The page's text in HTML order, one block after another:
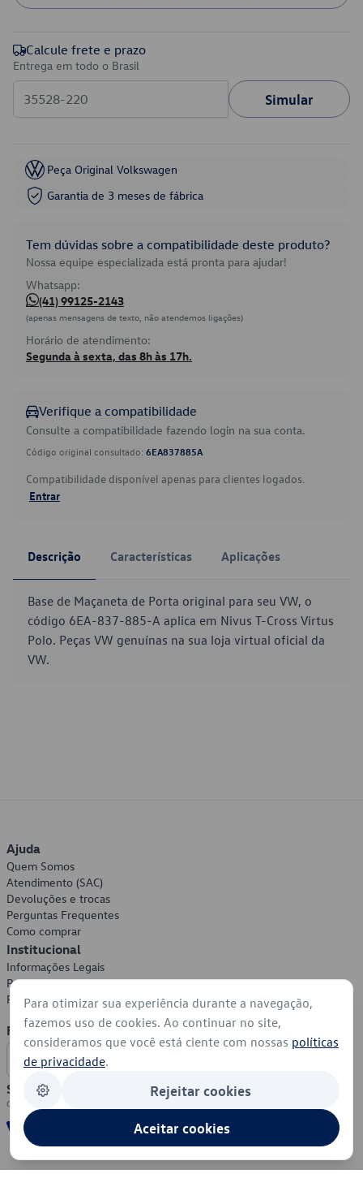
Calcule frete e prazo
Entrega em todo o Brasil
Simular
Peça Original Volkswagen
Garantia de 3 meses de fábrica
Tem dúvidas sobre a compatibilidade deste produto?
Nossa equipe especializada está pronta para ajudar!
Whatsapp:
(41) 99125-2143
(apenas mensagens de texto, não atendemos ligações)
Horário de atendimento:
Segunda à sexta, das 8h às 17h.
Verifique a compatibilidade
Consulte a compatibilidade fazendo login na sua conta.
Código original consultado: 6EA837885A
Compatibilidade disponível apenas para clientes logados.
Entrar
Descrição Características Aplicações
Base de Maçaneta de Porta original para seu VW, o
código 6EA-837-885-A aplica em Nivus T-Cross Virtus
Polo. Peças VW genuínas na sua loja virtual oficial da
VW.
Ajuda
Quem Somos
Atendimento (SAC)
Devoluções e trocas
Perguntas Frequentes
Como comprar
Institucional
Informações Legais
Política de Privacidade
Política de Cookies
Formas de Pagamento
Segurança
Para otimizar sua experiência durante a navegação,
fazemos uso de cookies. Ao continuar no site,
consideramos que você está ciente com nossas políticas
de privacidade.
Rejeitar cookies
Aceitar cookies